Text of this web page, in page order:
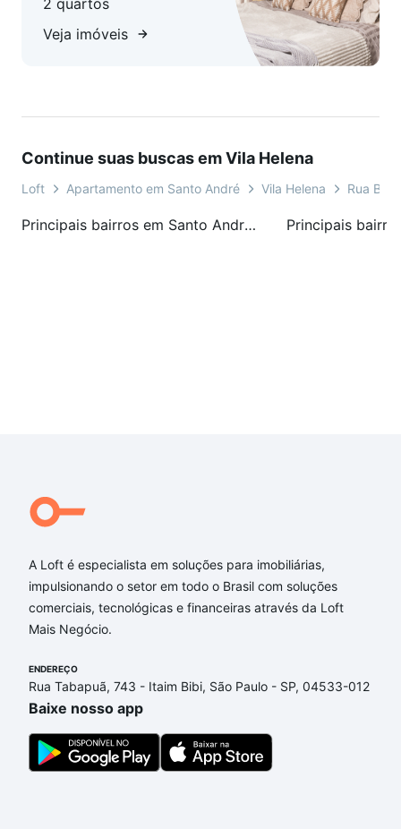
2 quartos
Veja imóveis
Continue suas buscas em Vila Helena
Loft Apartamento em Santo André Vila Helena Rua
Principais bairros em Santo André, SP
A Loft é especialista em soluções para imobiliárias,
impulsionando o setor em todo o Brasil com soluções
comerciais, tecnológicas e financeiras através da Loft
Mais Negócio.
ENDEREÇO
Rua Tabapuã, 743 - Itaim Bibi, São Paulo - SP, 04533-012
Baixe nosso app